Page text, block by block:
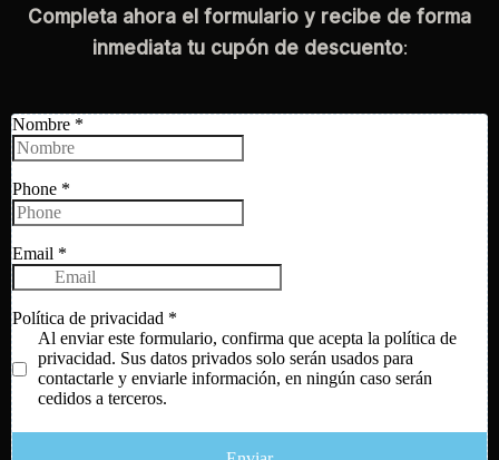
Completa ahora el formulario y recibe de forma
inmediata tu cupón de descuento: